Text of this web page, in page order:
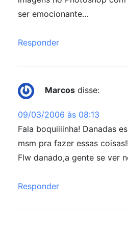
ser emocionante…
Responder
Marcos disse:
09/03/2006 às 08:13
Fala boquiiiinha! Danadas
msm pra fazer essas
Flw danado,a gente se ver
Responder